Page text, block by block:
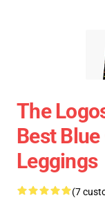
The
Best
Leggings
(7